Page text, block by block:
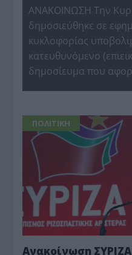
ΑΝΑΚΟΙΝΩΣΗ Την
δημοσιεύθηκε σε
κυκλοφορίας
κατευθυνόμενο
δημοσίευμα που
ΠΟΛΙΤΙΚΗ
Ανακοίνωση